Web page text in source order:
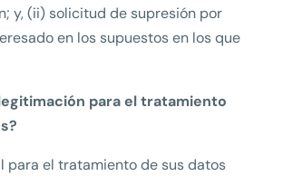
y, (ii) solicitud de supresión por
en los supuestos en los que
para el tratamiento
para el tratamiento de sus datos